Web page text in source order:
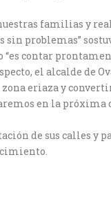
familias y
sin problemas”
contar
el alcalde de
eriaza y
en la próxima
de sus calles y